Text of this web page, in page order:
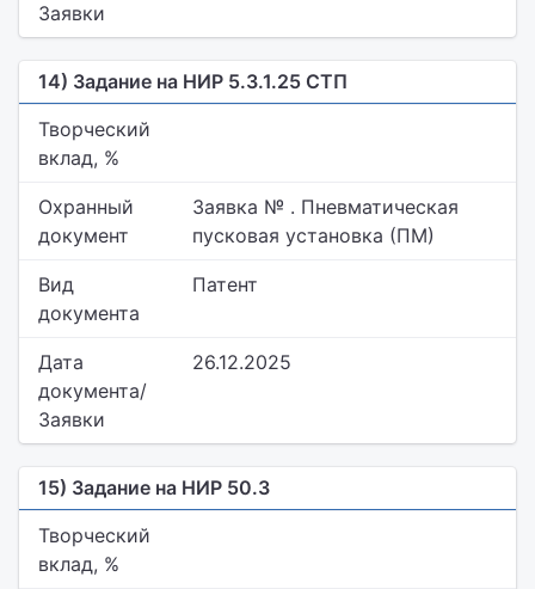
Заявки
14) Задание на НИР 5.3.1.25 СТП
Творческий
вклад, %
Охранный
документ
Заявка № . Пневматическая
пусковая установка (ПМ)
Вид
документа
Патент
Дата
документа/
Заявки
26.12.2025
15) Задание на НИР 50.3
Творческий
вклад, %